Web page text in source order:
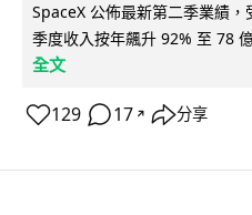
SpaceX 公佈最新第二季業績
季度收入按年飆升 92% 至 78
全文
129 17 ↗ 分享